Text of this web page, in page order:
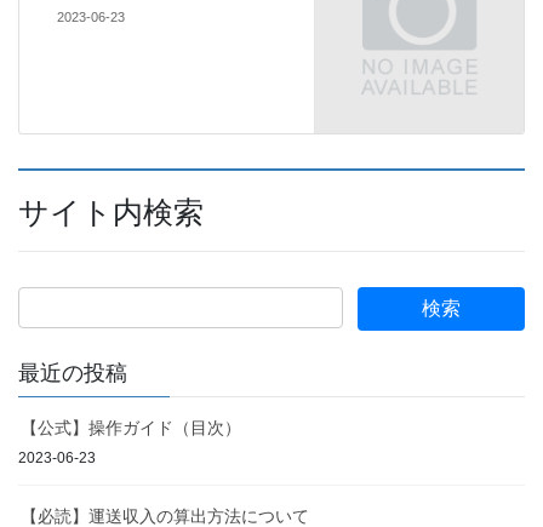
2023-06-23
サイト内検索
最近の投稿
【公式】操作ガイド（目次）
2023-06-23
【必読】運送収入の算出方法について